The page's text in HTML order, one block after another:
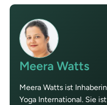
Meera Watts
Meera Watts ist
Yoga International. Sie